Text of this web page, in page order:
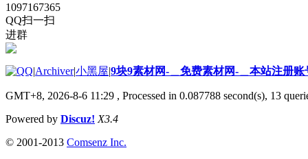
1097167365
QQ扫一扫
进群
|Archiver|小黑屋|9块9素材网-＿免费素材网-＿本站注册账
GMT+8, 2026-8-6 11:29 , Processed in 0.087788 second(s), 13
Powered by Discuz! X3.4
© 2001-2013 Comsenz Inc.